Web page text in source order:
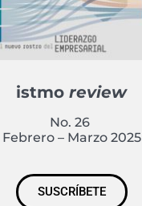
istmoreview
No. 26
Febrero – Marzo 2025
SUSCRÍBETE